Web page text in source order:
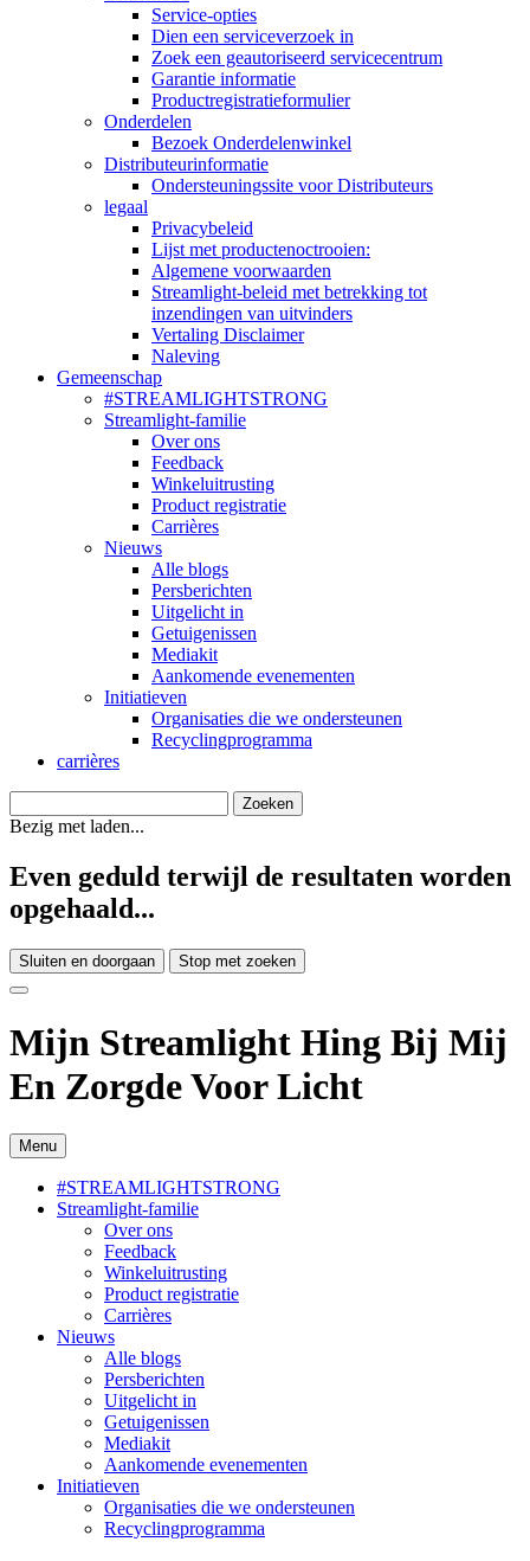
Service-opties
Dien een serviceverzoek in
Zoek een geautoriseerd servicecentrum
Garantie informatie
Productregistratieformulier
Onderdelen
Bezoek Onderdelenwinkel
Distributeurinformatie
Ondersteuningssite voor Distributeurs
legaal
Privacybeleid
Lijst met productenoctrooien:
Algemene voorwaarden
Streamlight-beleid met betrekking tot
inzendingen van uitvinders
Vertaling Disclaimer
Naleving
Gemeenschap
#STREAMLIGHTSTRONG
Streamlight-familie
Over ons
Feedback
Winkeluitrusting
Product registratie
Carrières
Nieuws
Alle blogs
Persberichten
Uitgelicht in
Getuigenissen
Mediakit
Aankomende evenementen
Initiatieven
Organisaties die we ondersteunen
Recyclingprogramma
carrières
Bezig met laden...
Even geduld terwijl de resultaten worden
opgehaald...
Sluiten en doorgaan Stop met zoeken
Mijn Streamlight Hing Bij Mij
En Zorgde Voor Licht
Menu
#STREAMLIGHTSTRONG
Streamlight-familie
Over ons
Feedback
Winkeluitrusting
Product registratie
Carrières
Nieuws
Alle blogs
Persberichten
Uitgelicht in
Getuigenissen
Mediakit
Aankomende evenementen
Initiatieven
Organisaties die we ondersteunen
Recyclingprogramma